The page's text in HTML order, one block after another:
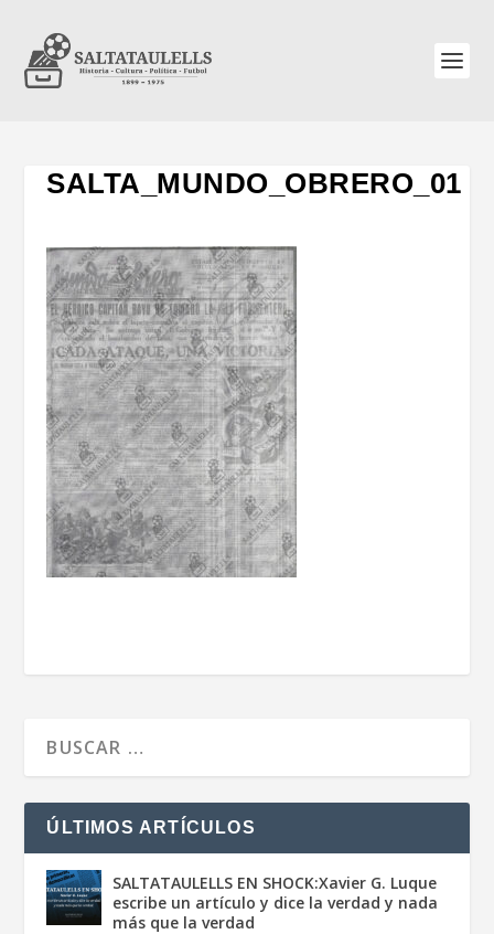
SALTA_MUNDO_OBRERO_01
ÚLTIMOS ARTÍCULOS
SALTATAULELLS EN SHOCK:Xavier G. Luque
escribe un artículo y dice la verdad y nada
más que la verdad